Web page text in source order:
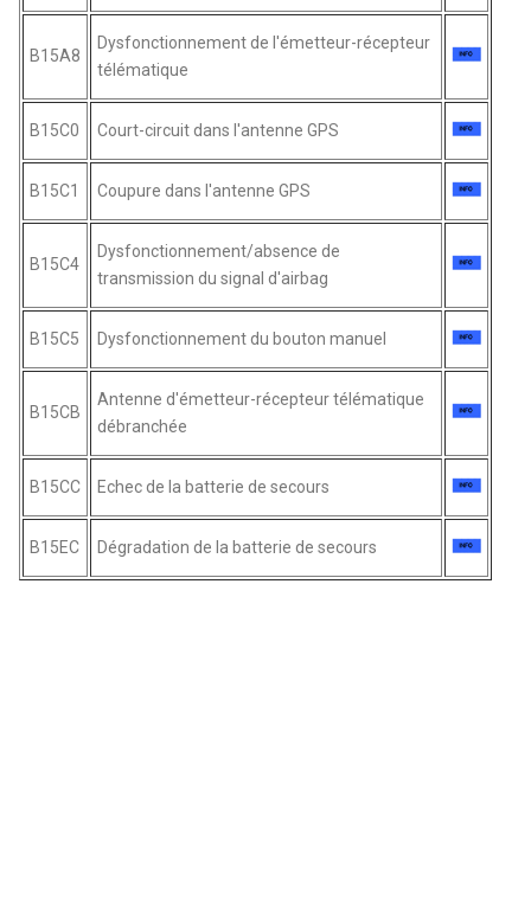
B15A8
Dysfonctionnement de l'émetteur-récepteur
télématique
B15C0 Court-circuit dans l'antenne GPS
B15C1 Coupure dans l'antenne GPS
B15C4
Dysfonctionnement/absence de
transmission du signal d'airbag
B15C5 Dysfonctionnement du bouton manuel
B15CB
Antenne d'émetteur-récepteur télématique
débranchée
B15CC Echec de la batterie de secours
B15EC Dégradation de la batterie de secours